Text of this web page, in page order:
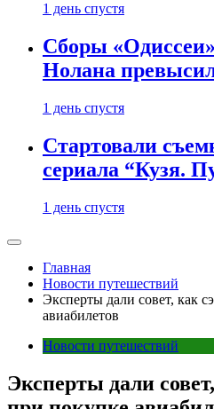
1 день спустя
Сборы
Нолана
1 день спустя
Стартовали
сериала “Кузя.
1 день спустя
Главная
Новости путешествий
Эксперты дали совет, как
авиабилетов
Новости путешествий
Эксперты дали